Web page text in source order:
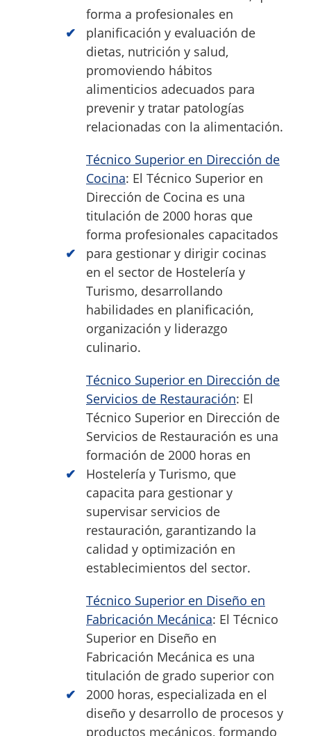
forma a profesionales en
planificación y evaluación de
dietas, nutrición y salud,
promoviendo hábitos
alimenticios adecuados para
prevenir y tratar patologías
relacionadas con la alimentación.
Técnico Superior en Dirección de
Cocina: El Técnico Superior en
Dirección de Cocina es una
titulación de 2000 horas que
forma profesionales capacitados
para gestionar y dirigir cocinas
en el sector de Hostelería y
Turismo, desarrollando
habilidades en planificación,
organización y liderazgo
culinario.
Técnico Superior en Dirección de
Servicios de Restauración: El
Técnico Superior en Dirección de
Servicios de Restauración es una
formación de 2000 horas en
Hostelería y Turismo, que
capacita para gestionar y
supervisar servicios de
restauración, garantizando la
calidad y optimización en
establecimientos del sector.
Técnico Superior en Diseño en
Fabricación Mecánica: El Técnico
Superior en Diseño en
Fabricación Mecánica es una
titulación de grado superior con
2000 horas, especializada en el
diseño y desarrollo de procesos y
productos mecánicos, formando